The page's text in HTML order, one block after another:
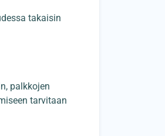
takaisin
palkkojen
tarvitaan